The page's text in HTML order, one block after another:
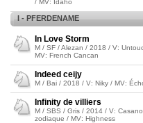
/ MV: Idaho
I - PFERDENAME
In Love Storm
M / SF / Alezan / 2018 / V:
MV: French Cancan
Indeed ceijy
M / Bai / 2018 / V: Niky / MV:
Infinity de villiers
M / SBS / Gris / 2014 / V:
zodiaque / MV: Highness